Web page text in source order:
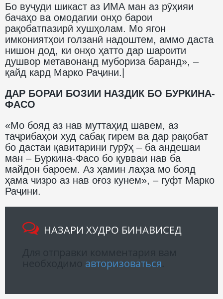
Бо вуҷуди шикаст аз ИМА ман аз рӯҳияи
бачаҳо ва омодагии онҳо барои
рақобатпазирӣ хушҳолам. Мо ягон
имкониятҳои голзанӣ надоштем, аммо даста
нишон дод, ки онҳо ҳатто дар шароити
душвор метавонанд мубориза баранд», –
қайд кард Марко Раҷини.
ДАР БОРАИ БОЗИИ НАЗДИК БО БУРКИНА-
ФАСО
«Мо бояд аз нав муттаҳид шавем, аз
таҷрибаҳои худ сабақ гирем ва дар рақобат
бо дастаи қавитарини гурӯҳ – ба андешаи
ман – Буркина-Фасо бо қувваи нав ба
майдон бароем. Аз ҳамин лаҳза мо бояд
ҳама чизро аз нав оғоз кунем», – гуфт Марко
Раҷини.
НАЗАРИ ХУДРО БИНАВИСЕД
авторизоваться